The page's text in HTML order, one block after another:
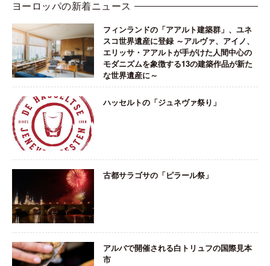
ヨーロッパの新着ニュース
フィンランドの「アアルト建築群」、ユネ
スコ世界遺産に登録 ～アルヴァ、アイノ、
エリッサ・アアルトが手がけた人間中心の
モダニズムを象徴する13の建築作品が新た
な世界遺産に～
ハッセルトの「ジュネヴァ祭り」
古都サラゴサの「ピラール祭」
アルバで開催される白トリュフの国際見本
市